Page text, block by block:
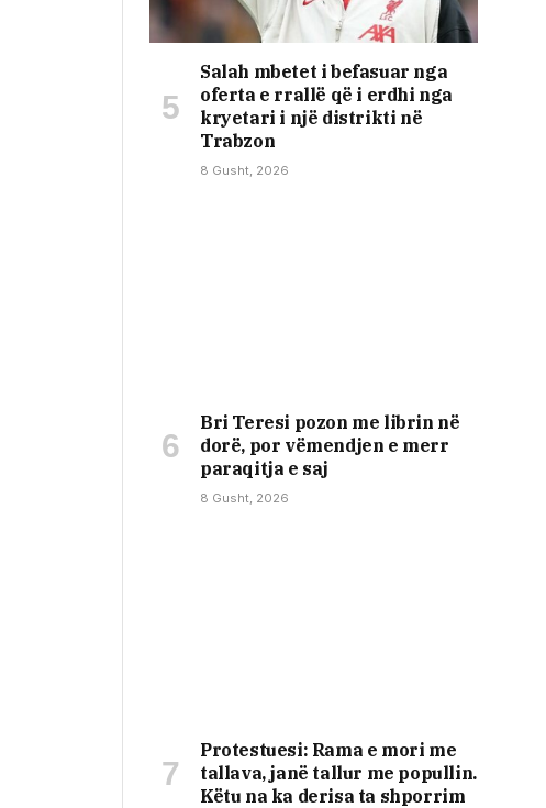
Salah mbetet i befasuar nga
oferta e rrallë që i erdhi nga
kryetari i një distrikti në
Trabzon
8 Gusht, 2026
Bri Teresi pozon me librin në
dorë, por vëmendjen e merr
paraqitja e saj
8 Gusht, 2026
Protestuesi: Rama e mori me
tallava, janë tallur me popullin.
Këtu na ka derisa ta shporrim